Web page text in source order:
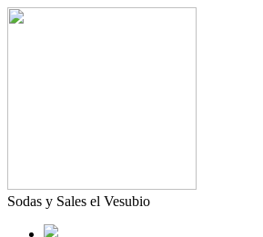
Sodas y Sales el Vesubio